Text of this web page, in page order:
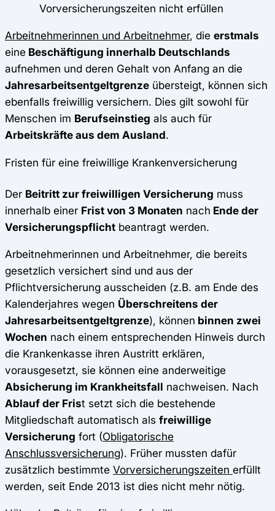
Vorversicherungszeiten nicht erfüllen
Arbeitnehmerinnen und Arbeitnehmer, die erstmals
eine Beschäftigung innerhalb Deutschlands
aufnehmen und deren Gehalt von Anfang an die
Jahresarbeitsentgeltgrenze übersteigt, können sich
ebenfalls freiwillig versichern. Dies gilt sowohl für
Menschen im Berufseinstieg als auch für
Arbeitskräfte aus dem Ausland.
Fristen für eine freiwillige Krankenversicherung
Der Beitritt zur freiwilligen Versicherung muss
innerhalb einer Frist von 3 Monaten nach Ende der
Versicherungspflicht beantragt werden.
Arbeitnehmerinnen und Arbeitnehmer, die bereits
gesetzlich versichert sind und aus der
Pflichtversicherung ausscheiden (z.B. am Ende des
Kalenderjahres wegen Überschreitens der
Jahresarbeitsentgeltgrenze), können binnen zwei
Wochen nach einem entsprechenden Hinweis durch
die Krankenkasse ihren Austritt erklären,
vorausgesetzt, sie können eine anderweitige
Absicherung im Krankheitsfall nachweisen. Nach
Ablauf der Frist setzt sich die bestehende
Mitgliedschaft automatisch als freiwillige
Versicherung fort (Obligatorische
Anschlussversicherung). Früher mussten dafür
zusätzlich bestimmte Vorversicherungszeiten erfüllt
werden, seit Ende 2013 ist dies nicht mehr nötig.